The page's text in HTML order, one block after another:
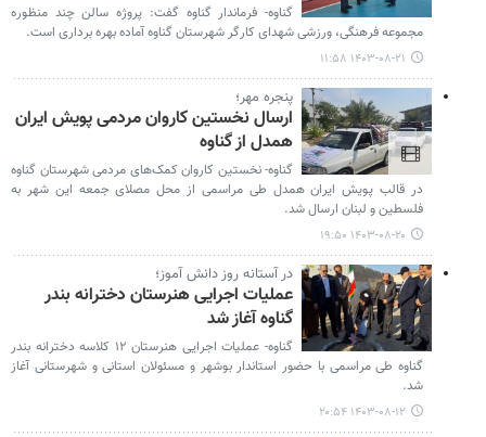
گناوه- فرماندار گناوه گفت: پروژه سالن چند منظوره
مجموعه فرهنگی، ورزشی شهدای کارگر شهرستان گناوه آماده بهره برداری است.
۱۴۰۳-۰۸-۲۱ ۱۱:۵۸
پنجره مهر؛
ارسال نخستین کاروان مردمی پویش ایران
همدل از گناوه
گناوه- نخستین کاروان کمک‌های مردمی شهرستان گناوه
در قالب پویش ایران همدل طی مراسمی از محل مصلای جمعه این شهر به
فلسطین و لبنان ارسال شد.
۱۴۰۳-۰۸-۲۰ ۱۹:۵۰
در آستانه روز دانش آموز؛
عملیات اجرایی هنرستان دخترانه بندر
گناوه آغاز شد
گناوه- عملیات اجرایی هنرستان ۱۲ کلاسه دخترانه بندر
گناوه طی مراسمی با حضور استاندار بوشهر و مسئولان استانی و شهرستانی آغاز
شد.
۱۴۰۳-۰۸-۱۲ ۲۰:۵۴